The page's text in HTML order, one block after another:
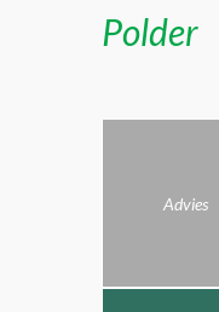
Polder
Advies